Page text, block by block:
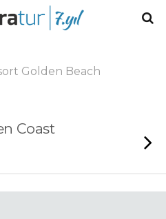
Golden Beach
Coast